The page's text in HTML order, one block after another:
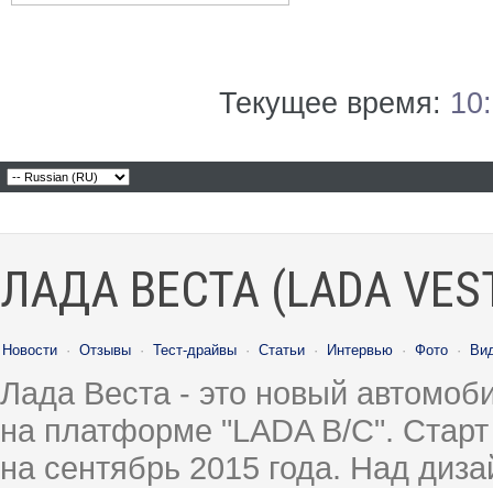
Текущее время:
ЛАДА ВЕСТА (LADA
Новости · Отзывы · Тест-драйвы · Статьи · Интервью · Фото ·
Лада Веста - это новый
на платформе "LADA B/C".
на сентябрь 2015 года. Над